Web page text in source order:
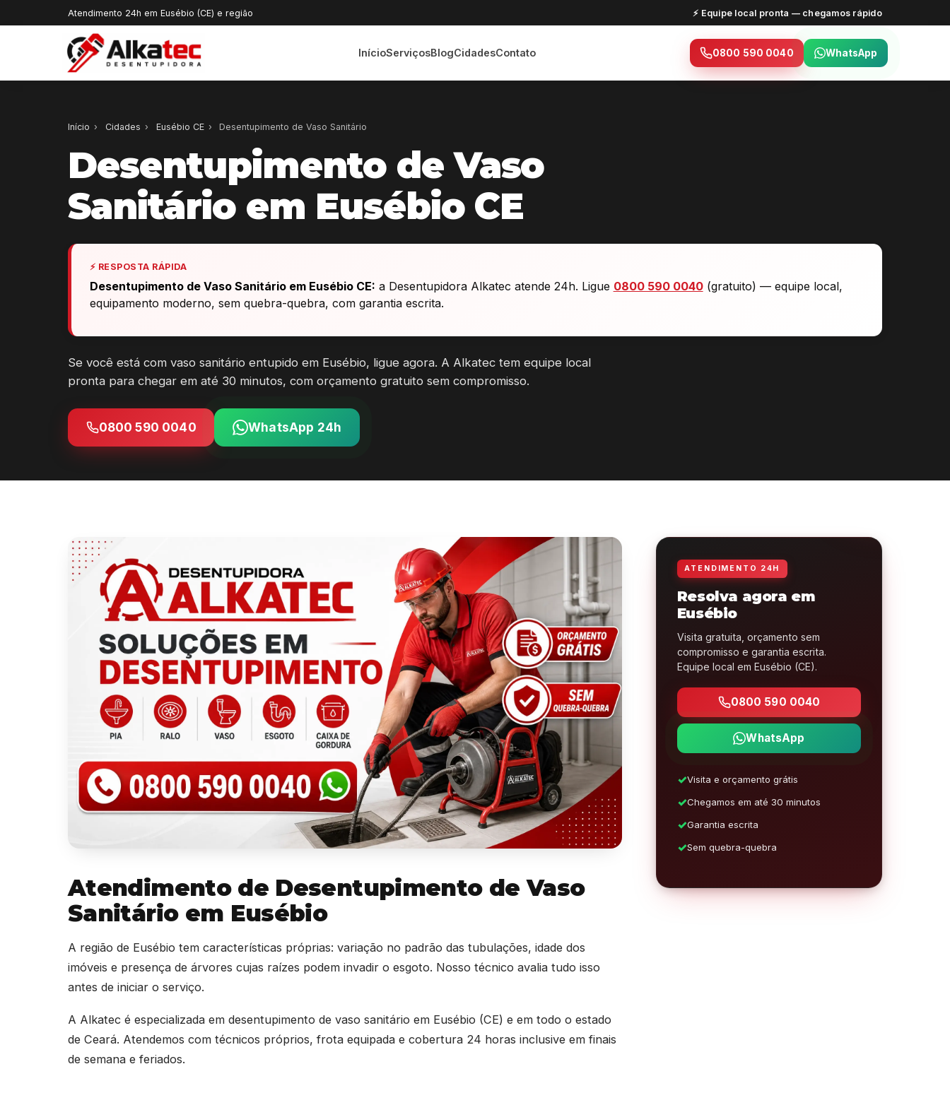
Atendimento 24h em Eusébio (CE) e região ⚡ Equipe local pronta — chegamos rápido
InícioServiçosBlogCidadesContato 0800 590 0040 WhatsApp
Início › Cidades › Eusébio CE › Desentupimento de Vaso Sanitário
Desentupimento de Vaso
Sanitário em Eusébio CE
⚡ RESPOSTA RÁPIDA
Desentupimento de Vaso Sanitário em Eusébio CE: a Desentupidora Alkatec atende 24h. Ligue 0800 590 0040(gratuito) — equipe local,
equipamento moderno, sem quebra-quebra, com garantia escrita.
Se você está com vaso sanitário entupido em Eusébio, ligue agora. A Alkatec tem equipe local
pronta para chegar em até 30 minutos, com orçamento gratuito sem compromisso.
0800 590 0040 WhatsApp 24h
Atendimento de Desentupimento de Vaso
Sanitário em Eusébio
A região de Eusébio tem características próprias: variação no padrão das tubulações, idade dos
imóveis e presença de árvores cujas raízes podem invadir o esgoto. Nosso técnico avalia tudo isso
antes de iniciar o serviço.
A Alkatec é especializada em desentupimento de vaso sanitário em Eusébio (CE) e em todo o estado
de Ceará. Atendemos com técnicos próprios, frota equipada e cobertura 24 horas inclusive em finais
de semana e feriados.
ATENDIMENTO 24H
Resolva agora em
Eusébio
Visita gratuita, orçamento sem
compromisso e garantia escrita.
Equipe local em Eusébio (CE).
0800 590 0040
WhatsApp
Visita e orçamento grátis
Chegamos em até 30 minutos
Garantia escrita
Sem quebra-quebra